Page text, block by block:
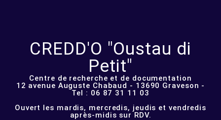
CREDD'O "Oustau di
Petit"
Centre de recherche et de documentation
12 avenue Auguste Chabaud - 13690 Graveson -
Tel : 06 87 31 11 03
Ouvert les mardis, mercredis, jeudis et vendredis
après-midis sur RDV.